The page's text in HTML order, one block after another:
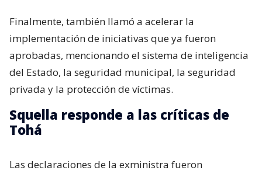
Finalmente, también llamó a acelerar la
implementación de iniciativas que ya fueron
aprobadas, mencionando el sistema de inteligencia
del Estado, la seguridad municipal, la seguridad
privada y la protección de víctimas.
Squella responde a las críticas de
Tohá
Las declaraciones de la exministra fueron